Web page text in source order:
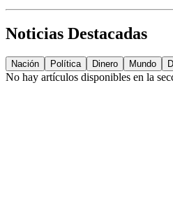
Noticias Destacadas
Nación Política Dinero Mundo
No hay artículos disponibles en la